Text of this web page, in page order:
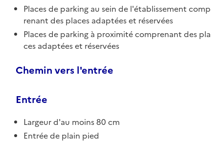
Places de parking au sein de l'établissement comp
renant des places adaptées et réservées
Places de parking à proximité comprenant des pla
ces adaptées et réservées
Chemin vers l'entrée
Entrée
Largeur d'au moins 80 cm
Entrée de plain pied